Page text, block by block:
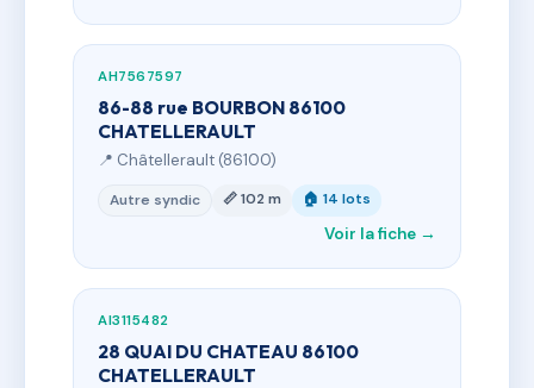
AH7567597
86-88 rue BOURBON 86100
CHATELLERAULT
📍 Châtellerault (86100)
Autre syndic 📏 102 m 🏠 14 lots
Voir la fiche →
AI3115482
28 QUAI DU CHATEAU 86100
CHATELLERAULT